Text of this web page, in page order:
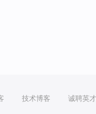
技术博客 诚聘英才